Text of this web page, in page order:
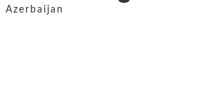
Azerbaijan